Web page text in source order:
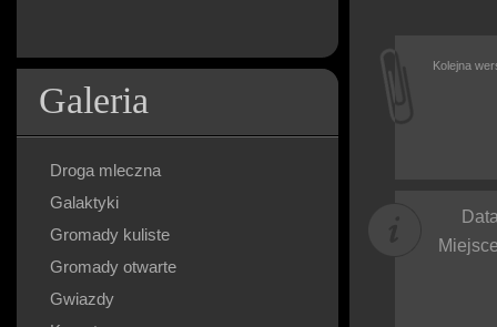
Galeria
Droga mleczna
Galaktyki
Gromady kuliste
Gromady otwarte
Gwiazdy
Kolejna